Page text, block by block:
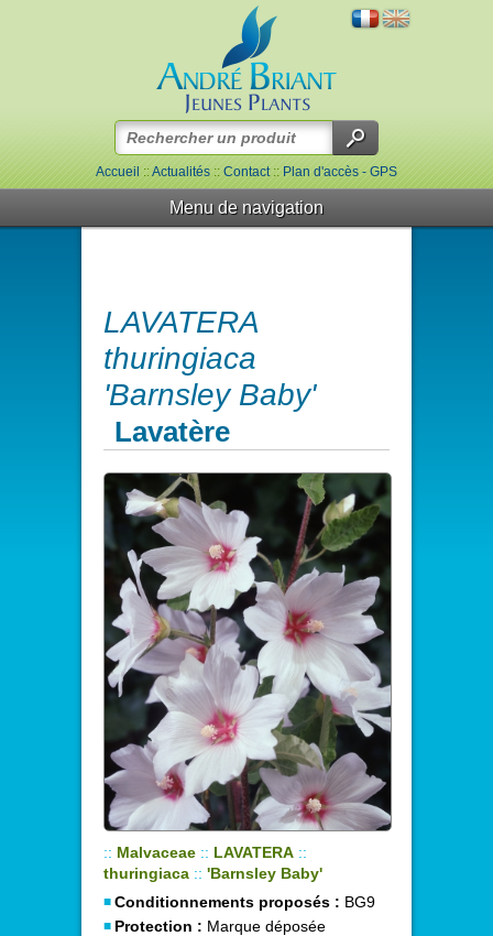
Accueil::Actualités::Contact::Plan d'accès - GPS
Menu de navigation
LAVATERA
thuringiaca
'Barnsley Baby'
Lavatère
:: Malvaceae :: LAVATERA ::
thuringiaca :: 'Barnsley Baby'
Conditionnements proposés : BG9
Protection : Marque déposée